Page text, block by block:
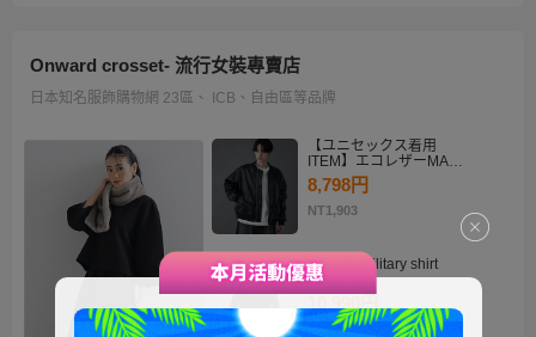
Onward crosset- 流行女裝專賣店
日本知名服飾購物網 23區、 ICB、自由區等品牌
【ユニセックス着用
ITEM】エコレザーMA－
1
8,798円
NT1,903
・2way military shirt
dress
NT2,378